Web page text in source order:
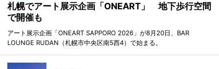
札幌でアート展示企画「ONEART」 地下歩行空間
で開催も
アート展示企画「ONEART SAPPORO 2026」が8月20日、BAR
LOUNGE RUDAN（札幌市中央区南5西4）で始まる。